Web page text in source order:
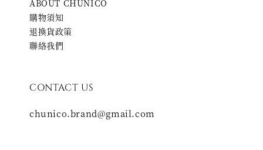
ABOUT CHUNICO
購物須知
退換貨政策
聯絡我們
CONTACT US
chunico.brand@gmail.com